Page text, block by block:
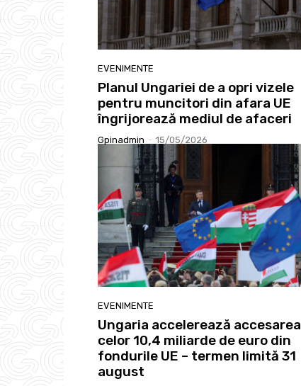
EVENIMENTE
Planul Ungariei de a opri vizele
pentru muncitori din afara UE
îngrijorează mediul de afaceri
Gpinadmin - 15/05/2026
EVENIMENTE
Ungaria accelerează accesarea
celor 10,4 miliarde de euro din
fondurile UE – termen limită 31
august